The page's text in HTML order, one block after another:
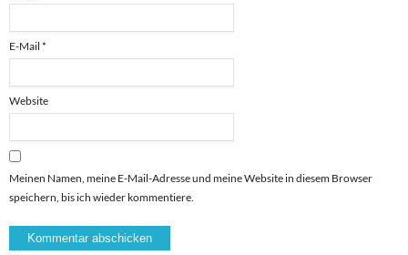
E-Mail *
Website
Meinen Namen, meine E-Mail-Adresse und meine Website in diesem Browser
speichern, bis ich wieder kommentiere.